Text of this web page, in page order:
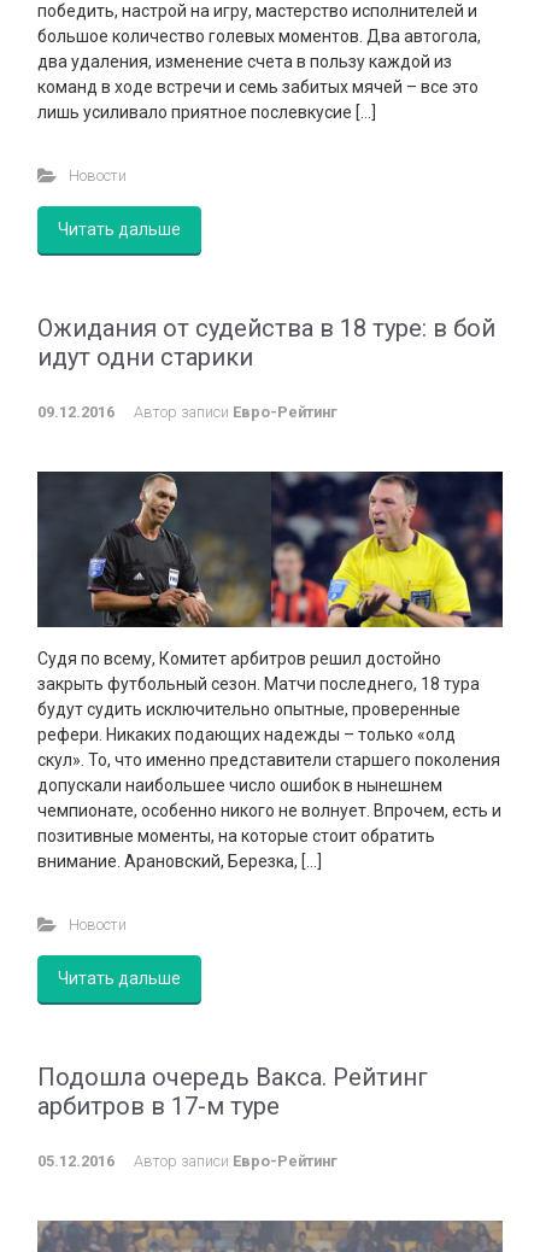
победить, настрой на игру, мастерство исполнителей и
большое количество голевых моментов. Два автогола,
два удаления, изменение счета в пользу каждой из
команд в ходе встречи и семь забитых мячей – все это
лишь усиливало приятное послевкусие […]
Новости
Читать дальше
Ожидания от судейства в 18 туре: в бой
идут одни старики
09.12.2016 Автор записи Евро-Рейтинг
Судя по всему, Комитет арбитров решил достойно
закрыть футбольный сезон. Матчи последнего, 18 тура
будут судить исключительно опытные, проверенные
рефери. Никаких подающих надежды – только «олд
скул». То, что именно представители старшего поколения
допускали наибольшее число ошибок в нынешнем
чемпионате, особенно никого не волнует. Впрочем, есть и
позитивные моменты, на которые стоит обратить
внимание. Арановский, Березка, […]
Новости
Читать дальше
Подошла очередь Вакса. Рейтинг
арбитров в 17-м туре
05.12.2016 Автор записи Евро-Рейтинг